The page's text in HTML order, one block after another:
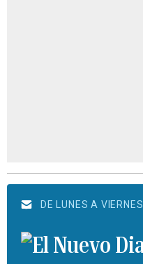
DE LUNES A VIERNES